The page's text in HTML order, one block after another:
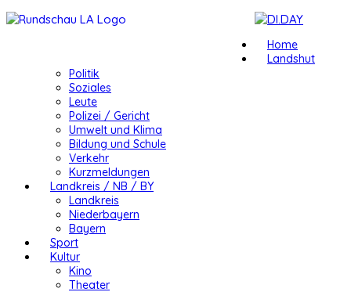
Home
Landshut
Politik
Soziales
Leute
Polizei / Gericht
Umwelt und Klima
Bildung und Schule
Verkehr
Kurzmeldungen
Landkreis / NB / BY
Landkreis
Niederbayern
Bayern
Sport
Kultur
Kino
Theater